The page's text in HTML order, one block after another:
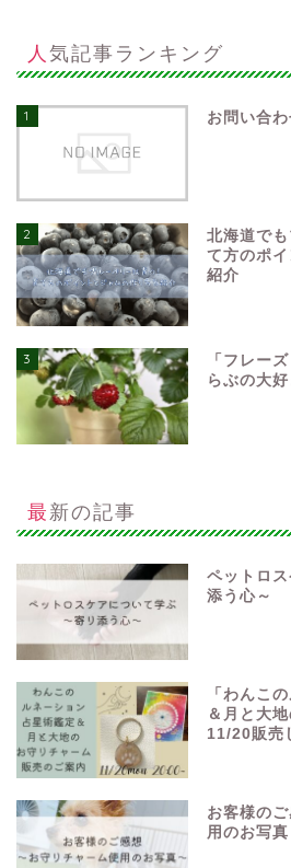
人気記事ランキング
1 お問い合わ
2
北海道で
て方のポ
紹介
3
「フレー
らぶの大
最新の記事
ペットロ
添う心～
「わんこ
＆月と大
11/20販売
お客様の
用のお写真